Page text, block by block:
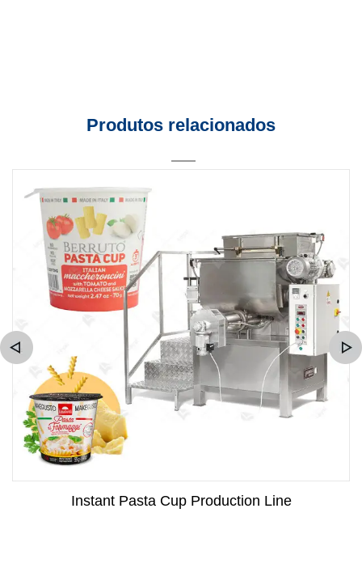
Produtos relacionados
Instant Pasta Cup Production Line